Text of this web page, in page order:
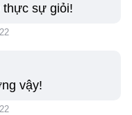
thực sự giỏi!
vậy!